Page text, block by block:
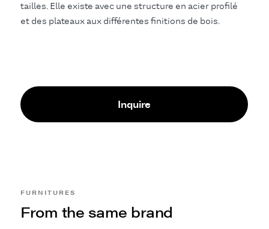
tailles. Elle existe avec une structure en acier profilé
et des plateaux aux différentes finitions de bois.
Inquire
From the same brand
FURNITURES